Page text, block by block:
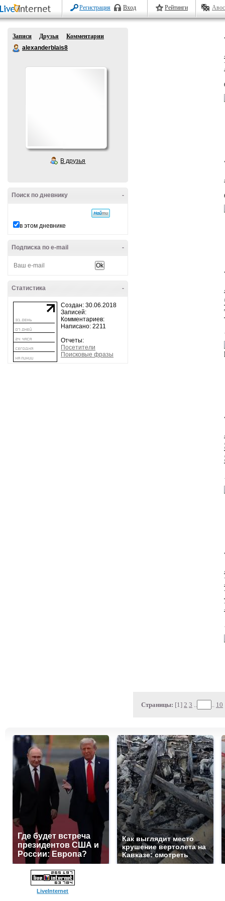
Регистрация Вход Рейтинги
Записи Друзья
Комментарии
alexanderblais8
В друзья
-
Поиск по дневнику
в этом дневнике
-
Подписка по e-mail
-
Статистика
Создан: 30.06.2018
Записей:
Комментариев:
Написано: 2211
Отчеты:
Посетители
Поисковые фразы
Страницы: [1] 2 3 10
Где будет встреча
президентов США и
России: Европа?
Как выглядит место
крушение вертолета на
Кавказе: смотреть
LiveInternet